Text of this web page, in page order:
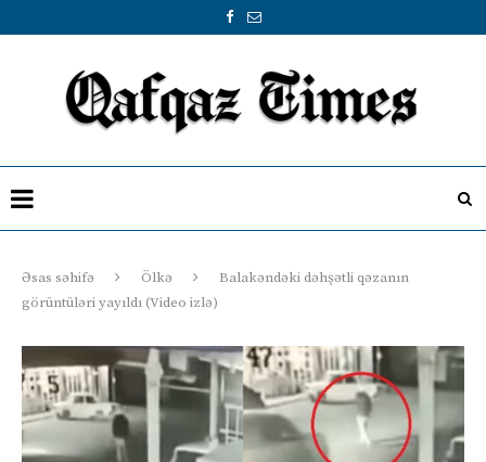
Əsas səhifə Ölkə
Balakəndəki dəhşətli qəzanın
görüntüləri yayıldı (Video izlə)